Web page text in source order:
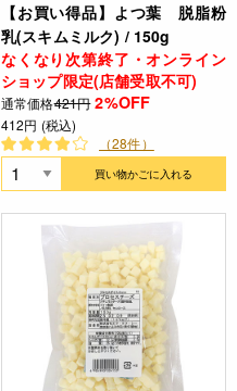
【お買い得品】よつ葉 脱脂粉
乳(スキムミルク) / 150g
なくなり次第終了・オンライン
ショップ限定(店舗受取不可)
通常価格421円 2%OFF
412円 (税込)
（28件）
買い物かごに入れる